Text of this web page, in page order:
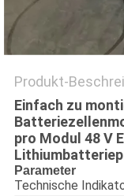
Produkt-
Einfach zu
pro Modul 48 V
Parameter
Technische